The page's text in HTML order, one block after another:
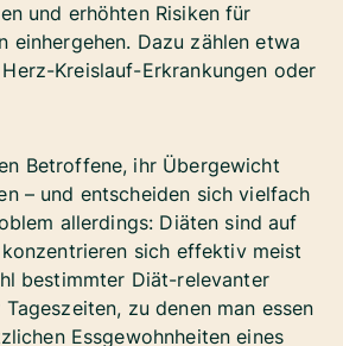
und erhöhten Risiken für
einhergehen. Dazu zählen etwa
Kreislauf-Erkrankungen oder
Betroffene, ihr Übergewicht
– und entscheiden sich vielfach
allerdings: Diäten sind auf
sich effektiv meist
bestimmter Diät-relevanter
zu denen man essen
Essgewohnheiten eines